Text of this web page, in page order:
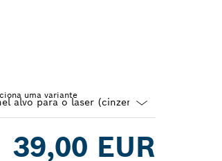
uma variante
39,00 EUR